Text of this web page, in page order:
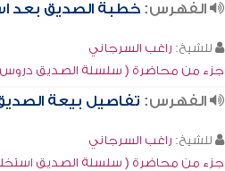
الفهرس: خطبة الصديق بعد
للشيخ: راغب السرجاني
جزء من محاضرة ( سلسلة الصديق
الفهرس: تفاصيل بيعة
للشيخ: راغب السرجاني
جزء من محاضرة ( سلسلة الصديق